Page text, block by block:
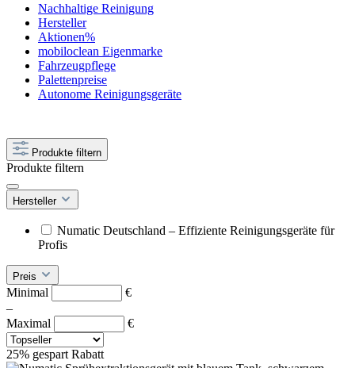
Nachhaltige Reinigung
Hersteller
Aktionen%
mobiloclean Eigenmarke
Fahrzeugpflege
Palettenpreise
Autonome Reinigungsgeräte
Produkte filtern
Produkte filtern
Hersteller
Numatic Deutschland – Effiziente Reinigungsgeräte für
Profis
Preis
Minimal
€
–
Maximal
€
25% gespart Rabatt